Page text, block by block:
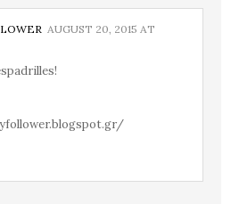
AUGUST 20, 2015 AT